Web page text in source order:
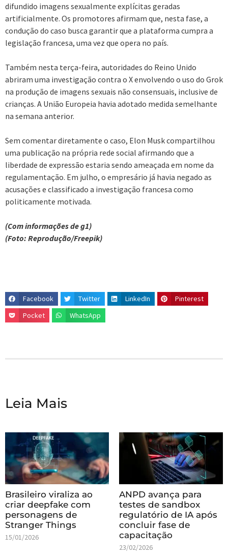
difundido imagens sexualmente explícitas geradas
artificialmente. Os promotores afirmam que, nesta fase, a
condução do caso busca garantir que a plataforma cumpra a
legislação francesa, uma vez que opera no país.
Também nesta terça-feira, autoridades do Reino Unido
abriram uma investigação contra o X envolvendo o uso do Grok
na produção de imagens sexuais não consensuais, inclusive de
crianças. A União Europeia havia adotado medida semelhante
na semana anterior.
Sem comentar diretamente o caso, Elon Musk compartilhou
uma publicação na própria rede social afirmando que a
liberdade de expressão estaria sendo ameaçada em nome da
regulamentação. Em julho, o empresário já havia negado as
acusações e classificado a investigação francesa como
politicamente motivada.
(Com informações de g1)
(Foto: Reprodução/Freepik)
Facebook Twitter LinkedIn
Pinterest
Pocket
WhatsApp
Leia Mais
Brasileiro viraliza ao
criar deepfake com
personagens de
Stranger Things
15/01/2026
ANPD avança para
testes de sandbox
regulatório de IA após
concluir fase de
capacitação
23/02/2026